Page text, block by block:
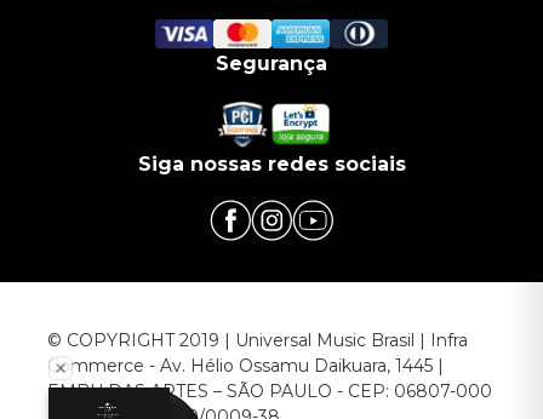
Segurança
Siga nossas redes sociais
© COPYRIGHT 2019 | Universal Music Brasil | Infra
Commerce - Av. Hélio Ossamu Daikuara, 1445 |
EMBU DAS ARTES – SÃO PAULO - CEP: 06807-000